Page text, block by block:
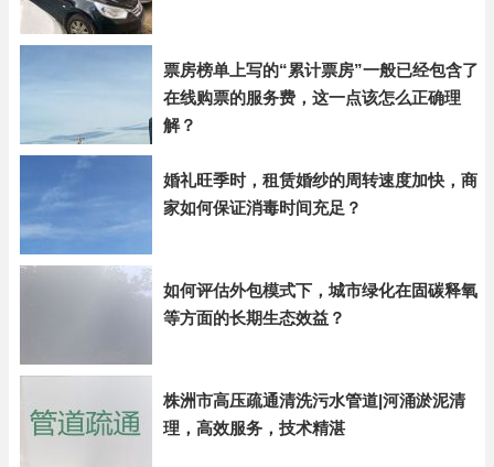
票房榜单上写的“累计票房”一般已经包含了
在线购票的服务费，这一点该怎么正确理
解？
婚礼旺季时，租赁婚纱的周转速度加快，商
家如何保证消毒时间充足？
如何评估外包模式下，城市绿化在固碳释氧
等方面的长期生态效益？
株洲市高压疏通清洗污水管道|河涌淤泥清
理，高效服务，技术精湛